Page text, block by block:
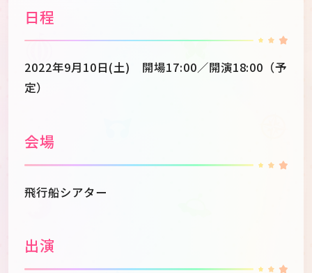
日程
2022年9月10日(土) 開場17:00／開演18:00（予
定）
会場
飛行船シアター
出演